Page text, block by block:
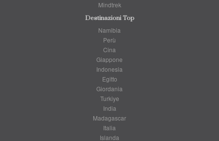
Mindtrek
Destinazioni Top
Namibia
Perù
Cina
Giappone
Indonesia
Egitto
Giordania
Turkiye
India
Madagascar
Italia
Islanda